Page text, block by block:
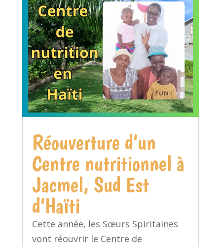
Réouverture d’un
Centre nutritionnel à
Jacmel, Sud Est
d’Haïti
Cette année, les Sœurs Spiritaines
vont réouvrir le Centre de